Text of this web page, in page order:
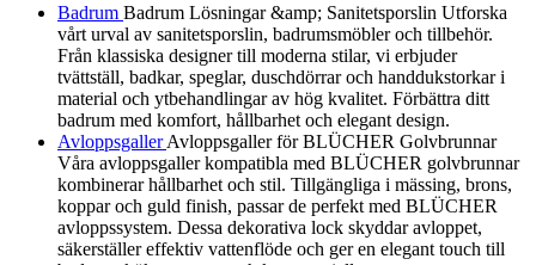
Badrum Badrum Lösningar &amp; Sanitetsporslin Utforska
vårt urval av sanitetsporslin, badrumsmöbler och tillbehör.
Från klassiska designer till moderna stilar, vi erbjuder
tvättställ, badkar, speglar, duschdörrar och handdukstorkar i
material och ytbehandlingar av hög kvalitet. Förbättra ditt
badrum med komfort, hållbarhet och elegant design.
AvloppsgallerAvloppsgaller för BLÜCHER Golvbrunnar
Våra avloppsgaller kompatibla med BLÜCHER golvbrunnar
kombinerar hållbarhet och stil. Tillgängliga i mässing, brons,
koppar och guld finish, passar de perfekt med BLÜCHER
avloppssystem. Dessa dekorativa lock skyddar avloppet,
säkerställer effektiv vattenflöde och ger en elegant touch till